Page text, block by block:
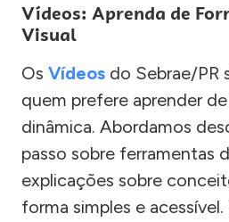
Vídeos: Aprenda de
Visual
Os Vídeos do Sebrae/PR
quem prefere aprender
dinâmica. Abordamos
passo sobre ferramentas
explicações sobre
forma simples e